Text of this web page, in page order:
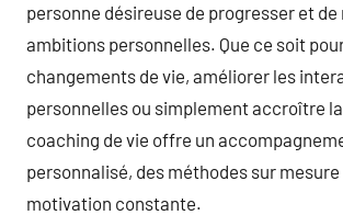
personne désireuse de progresser et
ambitions personnelles. Que ce soit
changements de vie, améliorer les
personnelles ou simplement accroître
coaching de vie offre un
personnalisé, des méthodes sur mesure
motivation constante.